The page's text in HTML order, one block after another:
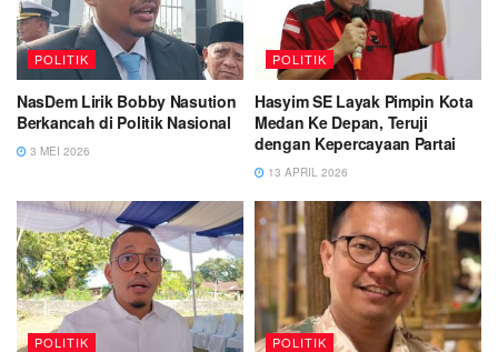
POLITIK
NasDem Lirik Bobby Nasution
Berkancah di Politik Nasional
3 MEI 2026
POLITIK
Hasyim SE Layak Pimpin Kota
Medan Ke Depan, Teruji
dengan Kepercayaan Partai
13 APRIL 2026
POLITIK POLITIK